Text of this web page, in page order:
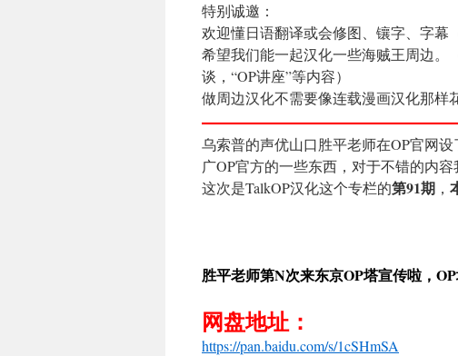
特别诚邀：
欢迎懂日语翻译或会修图、镶字、字幕
希望我们能一起汉化一些海贼王周边
谈，“OP讲座”等内容）
做周边汉化不需要像连载漫画汉化那样
乌索普的声优山口胜平老师在OP官网
广OP官方的一些东西，对于不错的内
这次是TalkOP汉化这个专栏的第91期 ，
胜平老师第N次来东京OP塔宣传啦，
网盘地址：
https://pan.baidu.com/s/1cSHmSA